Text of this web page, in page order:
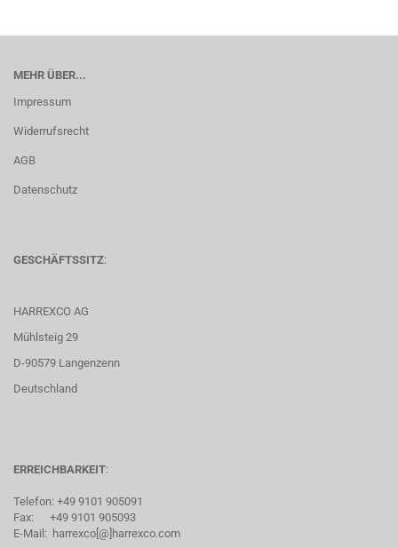
MEHR ÜBER...
Impressum
Widerrufsrecht
AGB
Datenschutz
GESCHÄFTSSITZ:
HARREXCO AG
Mühlsteig 29
D-90579 Langenzenn
Deutschland
ERREICHBARKEIT:
Telefon: +49 9101 905091
Fax: +49 9101 905093
E-Mail: harrexco[@]harrexco.com